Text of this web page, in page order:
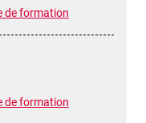
de formation
de formation